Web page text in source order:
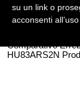
Shell- Keys (
TOYOTA
Comparativo
HU83ARS2N
su un link o
acconsenti